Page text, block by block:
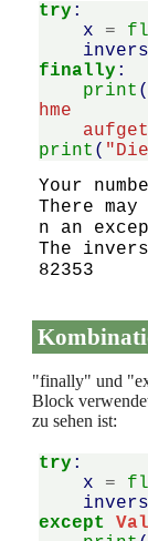
try :
x
=
finally :
print (
hme
print (
Your
There
n an
The
"finally" und
Block
zu sehen ist:
try :
x
=
except